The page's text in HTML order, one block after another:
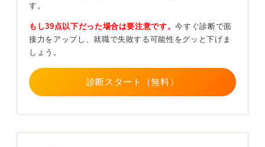
病気の開示については、内定後に配慮が必要な事項とし
て人事担当者に相談する方法があります。
「現在はコントロールできており業務に支障はありませ
んが、〇〇という状況下では配慮いただけると助かりま
す」と前向きに伝えることも検討してみてください。具
体的にどのような環境であれば働けるかを整理しておく
ことが重要です。
また、支援が必要だと感じる場合は一人で抱え込まず、
す。
もし39点以下だった場合は要注意です。今すぐ診断で面
接力をアップし、就職で失敗する可能性をグッと下げま
しょう。
診断スタート（無料）